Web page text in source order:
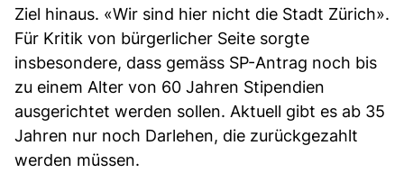
Ziel hinaus. «Wir sind hier nicht die Stadt Zürich».
Für Kritik von bürgerlicher Seite sorgte
insbesondere, dass gemäss SP-Antrag noch bis
zu einem Alter von 60 Jahren Stipendien
ausgerichtet werden sollen. Aktuell gibt es ab 35
Jahren nur noch Darlehen, die zurückgezahlt
werden müssen.